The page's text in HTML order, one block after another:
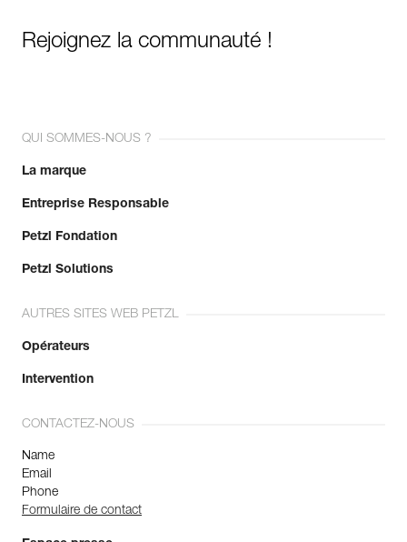
Rejoignez la communauté !
QUI SOMMES-NOUS ?
La marque
Entreprise Responsable
Petzl Fondation
Petzl Solutions
AUTRES SITES WEB PETZL
Opérateurs
Intervention
CONTACTEZ-NOUS
Name
Email
Phone
Formulaire de contact